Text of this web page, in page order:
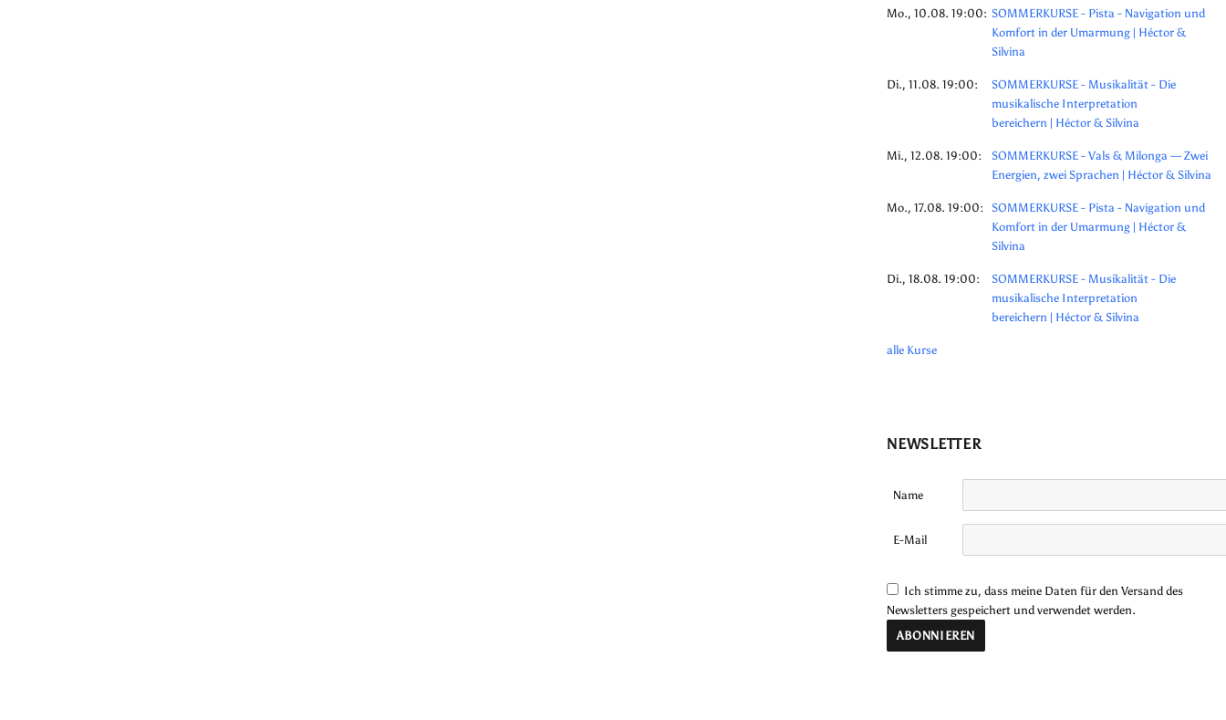
Mo., 10.08. 19:00: SOMMERKURSE - Pista - Navigation und
Komfort in der Umarmung | Héctor &
Silvina
Di., 11.08. 19:00:
SOMMERKURSE - Musikalität - Die
musikalische Interpretation
bereichern | Héctor & Silvina
Mi., 12.08. 19:00:
SOMMERKURSE - Vals & Milonga — Zwei
Energien, zwei Sprachen | Héctor & Silvina
Mo., 17.08. 19:00: SOMMERKURSE - Pista - Navigation und
Komfort in der Umarmung | Héctor &
Silvina
Di., 18.08. 19:00:
SOMMERKURSE - Musikalität - Die
musikalische Interpretation
bereichern | Héctor & Silvina
alle Kurse
NEWSLETTER
Name
E-Mail
Ich stimme zu, dass meine Daten für den Versand des
Newsletters gespeichert und verwendet werden.